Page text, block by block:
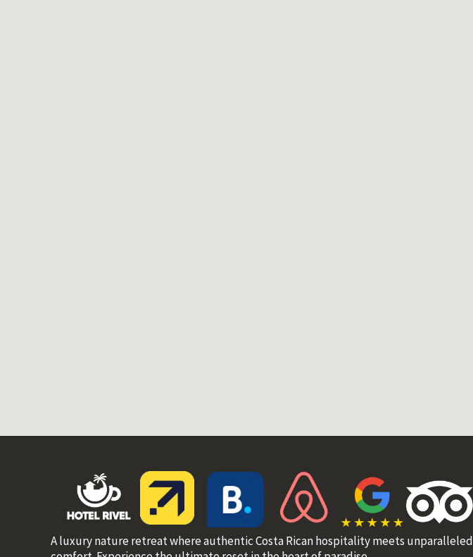
A luxury nature retreat where authentic Costa Rican hospitality meets unparalleled